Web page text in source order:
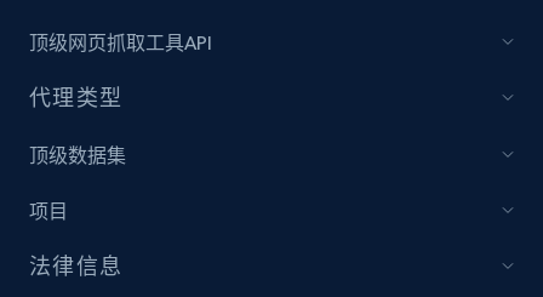
顶级网页抓取工具API
代理类型
顶级数据集
项目
法律信息